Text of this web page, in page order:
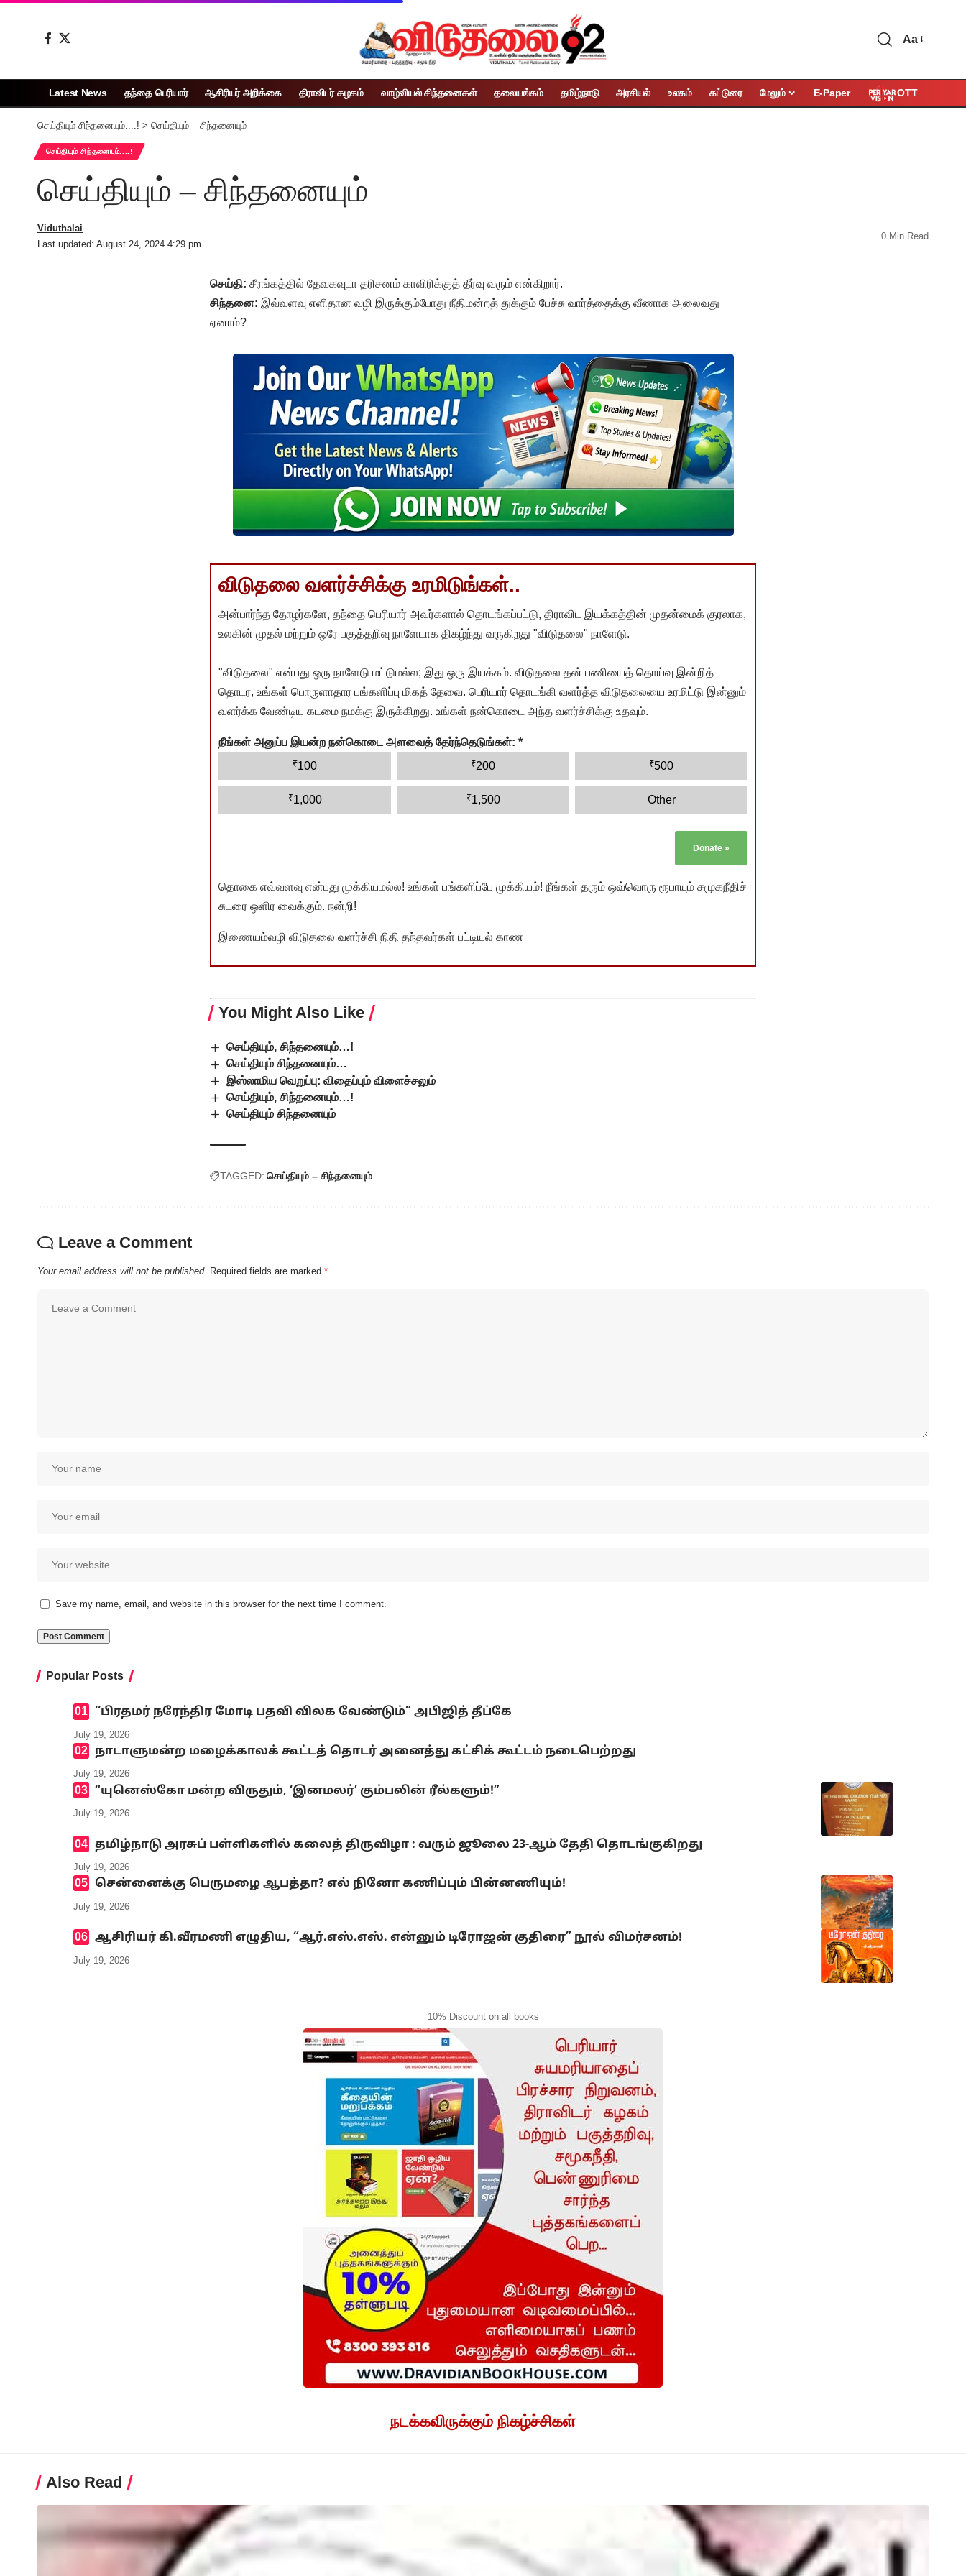
Aa
Latest News தந்தை பெரியார் ஆசிரியர் அறிக்கை திராவிடர் கழகம் வாழ்வியல் சிந்தனைகள் தலையங்கம் தமிழ்நாடு அரசியல் உலகம் கட்டுரை மேலும் E-Paper OTT
செய்தியும் சிந்தனையும்....! > செய்தியும் – சிந்தனையும்
செய்தியும் சிந்தனையும்....!
செய்தியும் – சிந்தனையும்
Last updated: August 24, 2024 4:29 pm
Viduthalai
0 Min Read
செய்தி: சீரங்கத்தில் தேவகவுடா தரிசனம் காவிரிக்குத் தீர்வு வரும் என்கிறார்.
சிந்தனை: இவ்வளவு எளிதான வழி இருக்கும்போது நீதிமன்றத் துக்கும் பேச்சு வார்த்தைக்கு வீணாக அலைவது
ஏனாம்?
விடுதலை வளர்ச்சிக்கு உரமிடுங்கள்..
அன்பார்ந்த தோழர்களே, தந்தை பெரியார் அவர்களால் தொடங்கப்பட்டு, திராவிட இயக்கத்தின் முதன்மைக் குரலாக,
உலகின் முதல் மற்றும் ஒரே பகுத்தறிவு நாளேடாக திகழ்ந்து வருகிறது "விடுதலை" நாளேடு.
"விடுதலை" என்பது ஒரு நாளேடு மட்டுமல்ல; இது ஒரு இயக்கம். விடுதலை தன் பணியைத் தொய்வு இன்றித்
தொடர, உங்கள் பொருளாதார பங்களிப்பு மிகத் தேவை. பெரியார் தொடங்கி வளர்த்த விடுதலையை உரமிட்டு இன்னும்
வளர்க்க வேண்டிய கடமை நமக்கு இருக்கிறது. உங்கள் நன்கொடை அந்த வளர்ச்சிக்கு உதவும்.
நீங்கள் அனுப்ப இயன்ற நன்கொடை அளவைத் தேர்ந்தெடுங்கள்: *
₹100 ₹200 ₹500
₹1,000 ₹1,500 Other
Donate »
தொகை எவ்வளவு என்பது முக்கியமல்ல! உங்கள் பங்களிப்பே முக்கியம்! நீங்கள் தரும் ஒவ்வொரு ரூபாயும் சமூகநீதிச்
சுடரை ஒளிர வைக்கும். நன்றி!
இணையம்வழி விடுதலை வளர்ச்சி நிதி தந்தவர்கள் பட்டியல் காண
You Might Also Like
செய்தியும், சிந்தனையும்…!
செய்தியும் சிந்தனையும்…
இஸ்லாமிய வெறுப்பு: விதைப்பும் விளைச்சலும்
செய்தியும், சிந்தனையும்…!
செய்தியும் சிந்தனையும்
TAGGED: செய்தியும் – சிந்தனையும்
Leave a Comment
Your email address will not be published. Required fields are marked *
Save my name, email, and website in this browser for the next time I comment.
Popular Posts
‘‘பிரதமர் நரேந்திர மோடி பதவி விலக வேண்டும்” அபிஜித் தீப்கே
July 19, 2026
நாடாளுமன்ற மழைக்காலக் கூட்டத் தொடர் அனைத்து கட்சிக் கூட்டம் நடைபெற்றது
July 19, 2026
“யுனெஸ்கோ மன்ற விருதும், ‘இனமலர்’ கும்பலின் ரீல்களும்!”
July 19, 2026
தமிழ்நாடு அரசுப் பள்ளிகளில் கலைத் திருவிழா : வரும் ஜூலை 23-ஆம் தேதி தொடங்குகிறது
July 19, 2026
சென்னைக்கு பெருமழை ஆபத்தா? எல் நினோ கணிப்பும் பின்னணியும்!
July 19, 2026
ஆசிரியர் கி.வீரமணி எழுதிய, “ஆர்.எஸ்.எஸ். என்னும் டிரோஜன் குதிரை” நூல் விமர்சனம்!
July 19, 2026
10% Discount on all books
நடக்கவிருக்கும் நிகழ்ச்சிகள்
Also Read